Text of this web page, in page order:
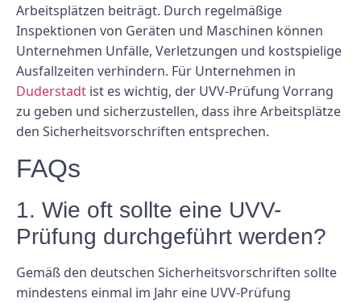
Arbeitsplätzen beiträgt. Durch regelmäßige
Inspektionen von Geräten und Maschinen können
Unternehmen Unfälle, Verletzungen und kostspielige
Ausfallzeiten verhindern. Für Unternehmen in
Duderstadt ist es wichtig, der UVV-Prüfung Vorrang
zu geben und sicherzustellen, dass ihre Arbeitsplätze
den Sicherheitsvorschriften entsprechen.
FAQs
1. Wie oft sollte eine UVV-
Prüfung durchgeführt werden?
Gemäß den deutschen Sicherheitsvorschriften sollte
mindestens einmal im Jahr eine UVV-Prüfung